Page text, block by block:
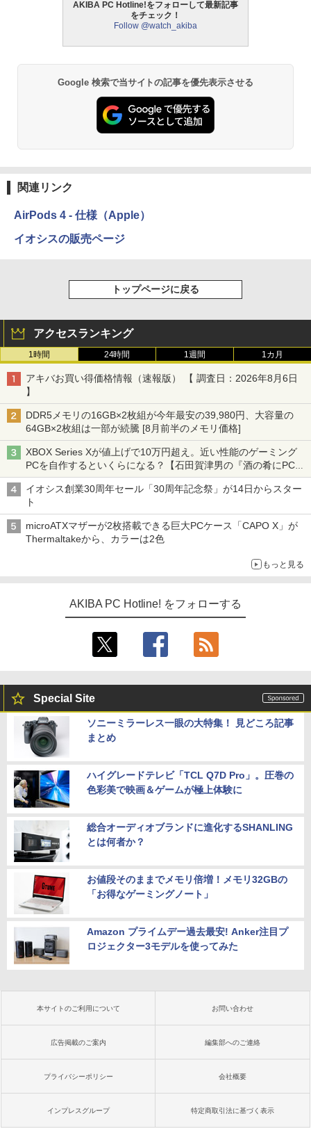
AKIBA PC Hotline!をフォローして最新記事
をチェック！
Follow @watch_akiba
Google 検索で当サイトの記事を優先表示させる
関連リンク
AirPods 4 - 仕様（Apple）
イオシスの販売ページ
トップページに戻る
アクセスランキング
1時間 24時間 1週間 1カ月
アキバお買い得価格情報（速報版） 【 調査日：2026年8月6日
】
DDR5メモリの16GB×2枚組が今年最安の39,980円、大容量の
64GB×2枚組は一部が続騰 [8月前半のメモリ価格]
XBOX Series Xが値上げで10万円超え。近い性能のゲーミング
PCを自作するといくらになる？【石田賀津男の『酒の肴にPCゲ
ーム』】
イオシス創業30周年セール「30周年記念祭」が14日からスター
ト
microATXマザーが2枚搭載できる巨大PCケース「CAPO X」が
Thermaltakeから、カラーは2色
もっと見る
AKIBA PC Hotline! をフォローする
Special Site
ソニーミラーレス一眼の大特集！ 見どころ記事
まとめ
ハイグレードテレビ「TCL Q7D Pro」。圧巻の
色彩美で映画＆ゲームが極上体験に
総合オーディオブランドに進化するSHANLING
とは何者か？
お値段そのままでメモリ倍増！メモリ32GBの
「お得なゲーミングノート」
Amazon プライムデー過去最安! Anker注目プ
ロジェクター3モデルを使ってみた
本サイトのご利用について お問い合わせ
広告掲載のご案内 編集部へのご連絡
プライバシーポリシー 会社概要
インプレスグループ 特定商取引法に基づく表示